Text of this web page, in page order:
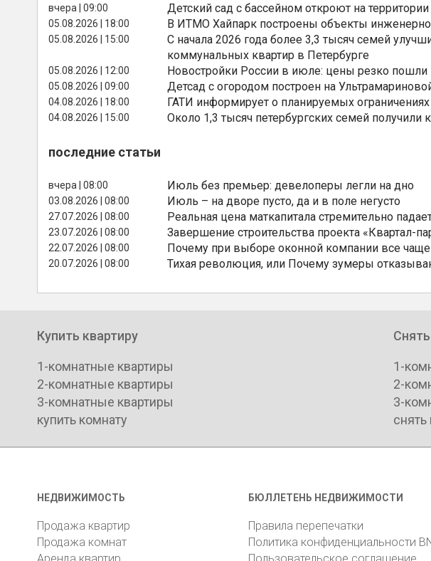
вчера | 09:00 Детский сад с бассейном откроют на
05.08.2026 | 18:00 В ИТМО Хайпарк построены объекты
05.08.2026 | 15:00
С начала 2026 года более 3,3 тысяч семей
коммунальных квартир в Петербурге
05.08.2026 | 12:00 Новостройки России в июле: цены резко пошли
05.08.2026 | 09:00 Детсад с огородом построен на
04.08.2026 | 18:00 ГАТИ информирует о планируемых
04.08.2026 | 15:00 Около 1,3 тысяч петербургских семей получили
последние статьи
вчера | 08:00 Июль без премьер: девелоперы легли на дно
03.08.2026 | 08:00 Июль – на дворе пусто, да и в поле негусто
27.07.2026 | 08:00 Реальная цена маткапитала стремительно
23.07.2026 | 08:00 Завершение строительства проекта «Квартал-
22.07.2026 | 08:00 Почему при выборе оконной компании все
20.07.2026 | 08:00 Тихая революция, или Почему зумеры
Купить квартиру
1-комнатные квартиры
2-комнатные квартиры
3-комнатные квартиры
купить комнату
1-
2-
3-
снять
НЕДВИЖИМОСТЬ
Продажа квартир
Продажа комнат
Аренда квартир
БЮЛЛЕТЕНЬ НЕДВИЖИМОСТИ
Правила перепечатки
Политика конфиденциальности
Пользовательское соглашение